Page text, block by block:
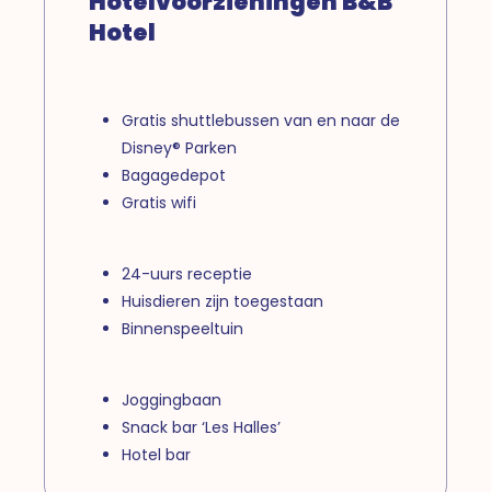
Hotel
Gratis shuttlebussen van en naar de
Disney® Parken
Bagagedepot
Gratis wifi
24-uurs receptie
Huisdieren zijn toegestaan
Binnenspeeltuin
Joggingbaan
Snack bar ‘Les Halles’
Hotel bar